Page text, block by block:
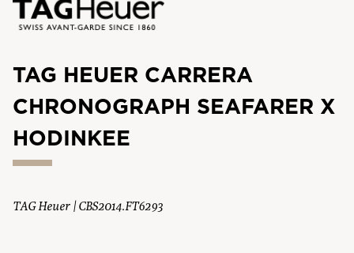
TAG HEUER CARRERA
CHRONOGRAPH SEAFARER X
HODINKEE
TAG Heuer | CBS2014.FT6293